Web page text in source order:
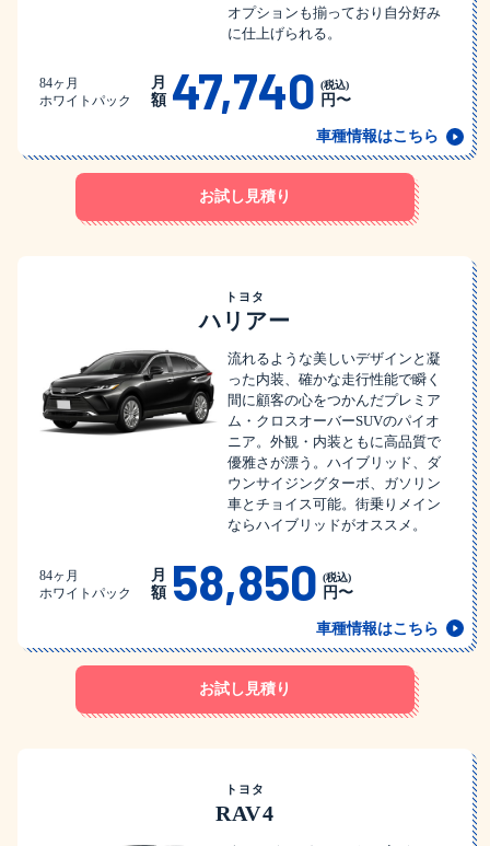
オプションも揃っており自分好み
に仕上げられる。
84ヶ月
ホワイトパック
月
額 47,740 (税込)
円〜
車種情報はこちら
お試し見積り
トヨタ
ハリアー
流れるような美しいデザインと凝
った内装、確かな走行性能で瞬く
間に顧客の心をつかんだプレミア
ム・クロスオーバーSUVのパイオ
ニア。外観・内装ともに高品質で
優雅さが漂う。ハイブリッド、ダ
ウンサイジングターボ、ガソリン
車とチョイス可能。街乗りメイン
ならハイブリッドがオススメ。
84ヶ月
ホワイトパック
月
額 58,850 (税込)
円〜
車種情報はこちら
お試し見積り
トヨタ
RAV4